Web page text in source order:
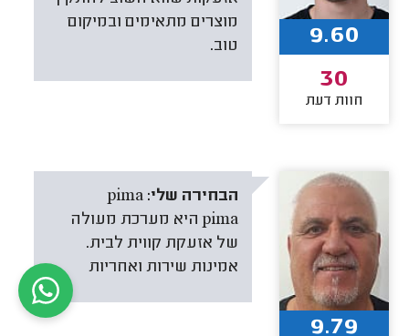
מוצרים מתאימים ובמיקום
טוב.
9.60
30
חוות דעת
הבחירה שלי: pima
pima היא מערכת מעולה
של אזעקת קווית לבית.
אמינות שירות ואחריות
9.79